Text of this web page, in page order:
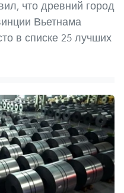
что древний город
Вьетнама
в списке 25 лучших